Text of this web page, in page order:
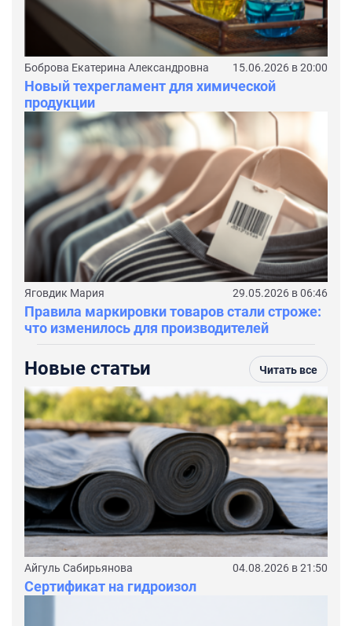
Боброва Екатерина Александровна 15.06.2026 в 20:00
Новый техрегламент для химической
продукции
Яговдик Мария 29.05.2026 в 06:46
Правила маркировки товаров стали строже:
что изменилось для производителей
Новые статьи Читать все
Айгуль Сабирьянова 04.08.2026 в 21:50
Сертификат на гидроизол